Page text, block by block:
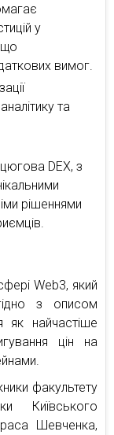
у
що
вимог.
та
DEX, з
рішеннями
Web3, який
з описом
як найчастіше
цін на
факультету
Київського
Шевченка,